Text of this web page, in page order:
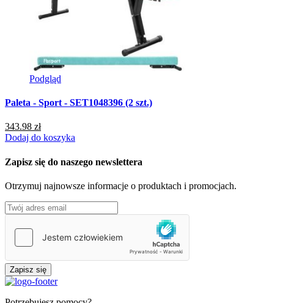
Podgląd
Paleta - Sport - SET1048396 (2 szt.)
343.98 zł
Dodaj do koszyka
Zapisz się do naszego newslettera
Otrzymuj najnowsze informacje o produktach i promocjach.
Zapisz się